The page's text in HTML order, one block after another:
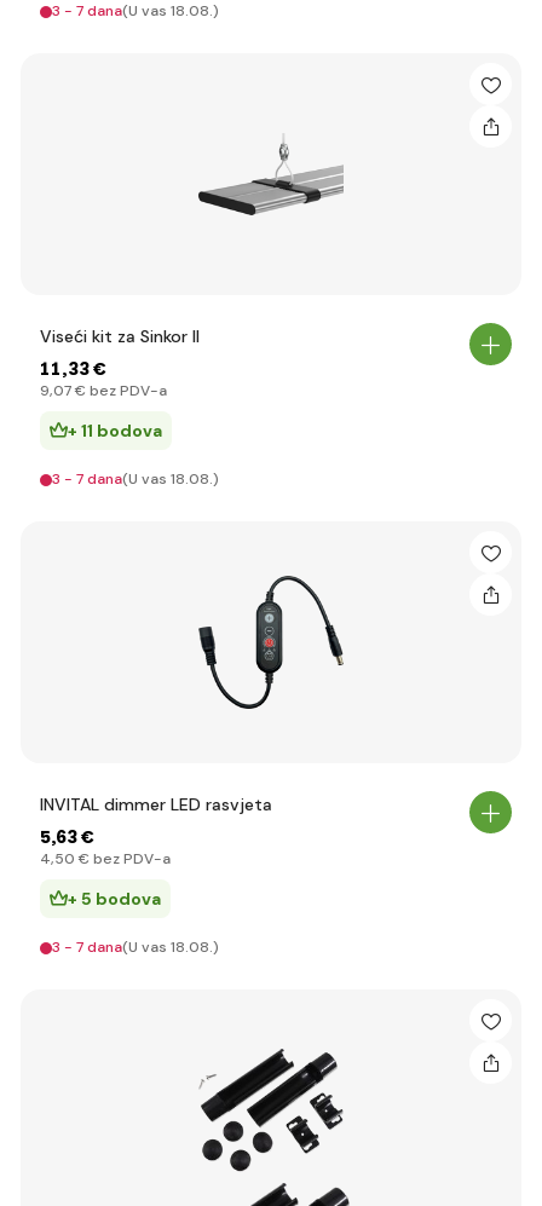
3 - 7 dana(U vas 18.08.)
Viseći kit za Sinkor II
11,33 €
9,07 € bez PDV-a
+ 11 bodova
3 - 7 dana(U vas 18.08.)
INVITAL dimmer LED rasvjeta
5,63 €
4,50 € bez PDV-a
+ 5 bodova
3 - 7 dana(U vas 18.08.)